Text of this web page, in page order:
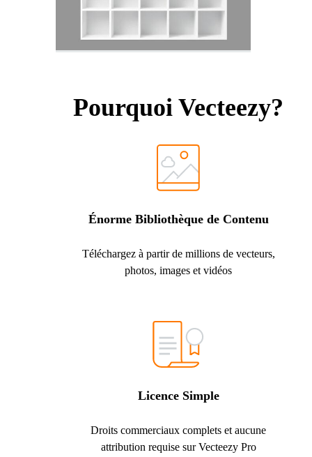
Pourquoi Vecteezy?
Énorme Bibliothèque de Contenu
Téléchargez à partir de millions de vecteurs,
photos, images et vidéos
Licence Simple
Droits commerciaux complets et aucune
attribution requise sur Vecteezy Pro